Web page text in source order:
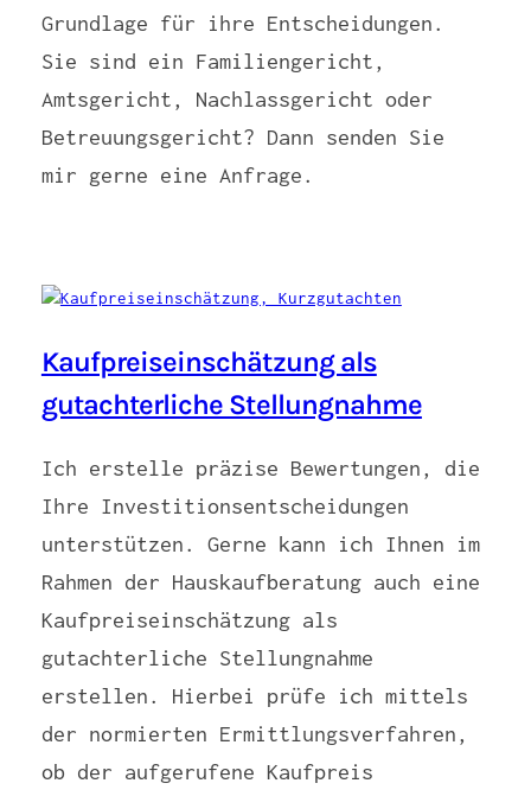
Grundlage für ihre Entscheidungen.
Sie sind ein Familiengericht,
Amtsgericht, Nachlassgericht oder
Betreuungsgericht? Dann senden Sie
mir gerne eine Anfrage.
Kaufpreiseinschätzung als
gutachterliche Stellungnahme
Ich erstelle präzise Bewertungen, die
Ihre Investitionsentscheidungen
unterstützen. Gerne kann ich Ihnen im
Rahmen der Hauskaufberatung auch eine
Kaufpreiseinschätzung als
gutachterliche Stellungnahme
erstellen. Hierbei prüfe ich mittels
der normierten Ermittlungsverfahren,
ob der aufgerufene Kaufpreis